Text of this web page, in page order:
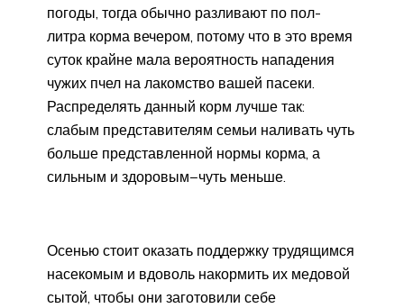
погоды, тогда обычно разливают по пол-
литра корма вечером, потому что в это время
суток крайне мала вероятность нападения
чужих пчел на лакомство вашей пасеки.
Распределять данный корм лучше так:
слабым представителям семьи наливать чуть
больше представленной нормы корма, а
сильным и здоровым−чуть меньше.
Осенью стоит оказать поддержку трудящимся
насекомым и вдоволь накормить их медовой
сытой, чтобы они заготовили себе